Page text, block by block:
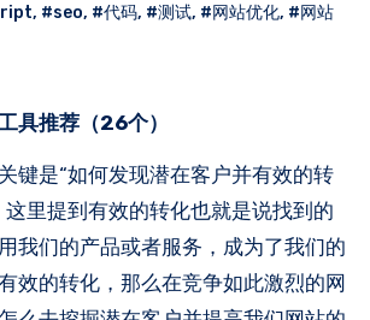
, #seo, #代码, #测试, #网站优化, #网站
具推荐（26个）
键是“如何发现潜在客户并有效的转
这里提到有效的转化也就是说找到的
我们的产品或者服务，成为了我们的
效的转化，那么在竞争如此激烈的网